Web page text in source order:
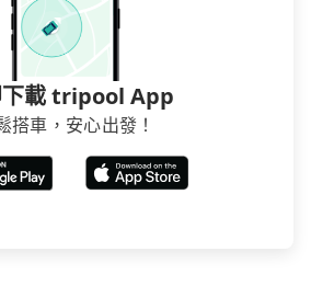
下載 tripool App
搭車，安心出發！